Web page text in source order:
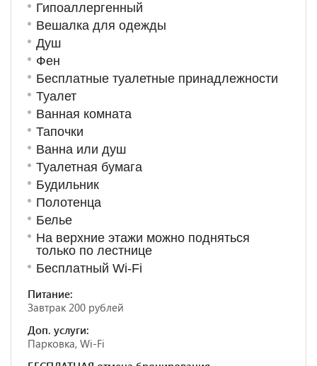
Гипоаллергенный
Вешалка для одежды
Душ
Фен
Бесплатные туалетные принадлежности
Туалет
Ванная комната
Тапочки
Ванна или душ
Туалетная бумага
Будильник
Полотенца
Белье
На верхние этажи можно подняться
только по лестнице
Бесплатный Wi-Fi
Питание:
Завтрак 200 рублей
Доп. услуги:
Парковка, Wi-Fi